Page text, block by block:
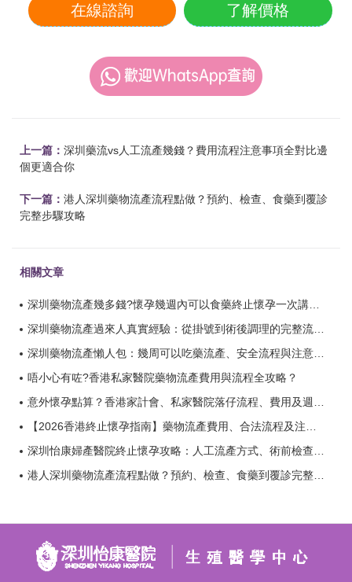
在線諮詢 了解價格
上一篇： 深圳藥流vs人工流產幾錢？費用流程注意事項全對比邊
個更適合你
下一篇： 港人深圳藥物流產流程點做？預約、檢查、食藥到覆診
完整步驟攻略
相關文章
深圳藥物流產幾多錢?懷孕幾週內可以食藥終止懷孕一次講清？
深圳藥物流產過來人真實經驗：從掛號到術後調理的完整流程分享？
深圳藥物流產懶人包：幾周可以吃藥流產、安全流程與注意事項？
唔小心有咗?香港私家醫院藥物流產費用與流程全攻略？
意外懷孕點算？香港家計會、私家醫院落仔流程、費用及週數限制全面分析？
【2026香港終止懷孕指南】藥物流產費用、合法流程及注意事項一文看懂？
深圳怡康婦產醫院終止懷孕攻略：人工流產方式、術前檢查、手術流程及恢復時間全面解析？
港人深圳藥物流產流程點做？預約、檢查、食藥到覆診完整步驟攻略？